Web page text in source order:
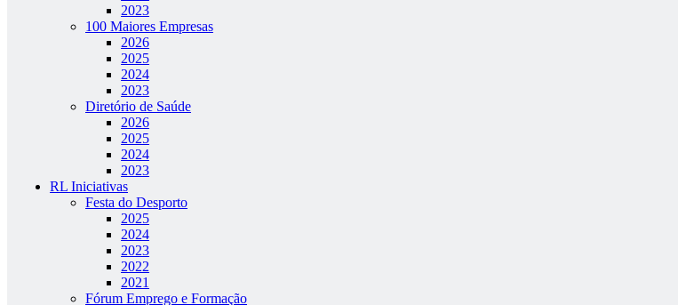
2023
100 Maiores Empresas
2026
2025
2024
2023
Diretório de Saúde
2026
2025
2024
2023
RL Iniciativas
Festa do Desporto
2025
2024
2023
2022
2021
Fórum Emprego e Formação